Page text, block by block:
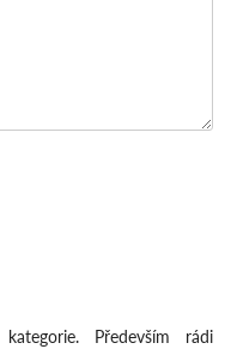
Především rádi